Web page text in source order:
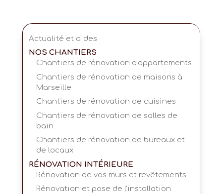
Actualité et aides
NOS CHANTIERS
Chantiers de rénovation d’appartements
Chantiers de rénovation de maisons à
Marseille
Chantiers de rénovation de cuisines
Chantiers de rénovation de salles de
bain
Chantiers de rénovation de bureaux et
de locaux
RÉNOVATION INTÉRIEURE
Rénovation de vos murs et revêtements
Rénovation et pose de l’installation